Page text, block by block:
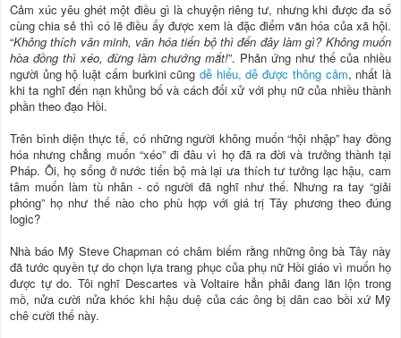
Cảm xúc yêu ghét một điều gì là chuyện riêng tư, nhưng khi được đa số
cùng chia sẻ thì có lẽ điều ấy được xem là đặc điểm văn hóa của xã hội.
“Không thích văn minh, văn hóa tiến bộ thì đến đây làm gì? Không muốn
hòa đồng thì xéo, đừng làm chướng mắt!”. Phản ứng như thế của nhiều
người ủng hộ luật cấm burkini cũng dễ hiểu, dễ được thông cảm, nhất là
khi ta nghĩ đến nạn khủng bố và cách đối xử với phụ nữ của nhiều thành
phần theo đạo Hồi.
Trên bình diện thực tế, có những người không muốn “hội nhập” hay đồng
hóa nhưng chẳng muốn “xéo” đi đâu vì họ đã ra đời và trưởng thành tại
Pháp. Ôi, họ sống ở nước tiến bộ mà lại ưa thích tư tưởng lạc hậu, cam
tâm muốn làm tù nhân - có người đã nghĩ như thế. Nhưng ra tay “giải
phóng” họ như thế nào cho phù hợp với giá trị Tây phương theo đúng
logic?
Nhà báo Mỹ Steve Chapman có châm biếm rằng những ông bà Tây này
đã tước quyền tự do chọn lựa trang phục của phụ nữ Hồi giáo vì muốn họ
được tự do. Tôi nghĩ Descartes và Voltaire hẳn phải đang lăn lộn trong
mồ, nửa cười nửa khóc khi hậu duệ của các ông bị dân cao bồi xứ Mỹ
chê cười thế này.